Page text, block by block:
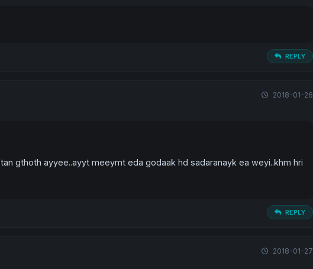
REPLY
2018-01-26
gthoth ayyee..ayyt meeymt eda godaak hd sadaranayk ea weyi..khm hri
REPLY
2018-01-27